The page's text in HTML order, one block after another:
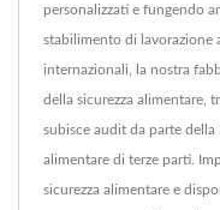
personalizzati e fungendo
stabilimento di lavorazione
internazionali, la nostra
della sicurezza alimentare,
subisce audit da parte della
alimentare di terze parti.
sicurezza alimentare e